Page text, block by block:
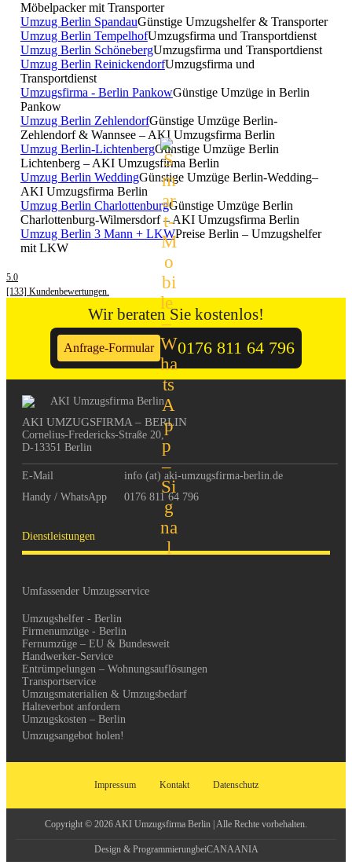
Möbelpacker mit Transporter
Umzug Berlin SpandauGünstige Umzugshelfer & Transporter
Umzug Berlin TempelhofUmzugsfirma und Transportdienst
Umzug Berlin SchönebergUmzugsfirma und Transportdienst
Umzug Berlin ReinickendorfUmzugsfirma und
Transportdienst
Umzugsfirma - Berlin PankowGünstige Umzüge in Berlin
Pankow
Umzug Berlin ZehlendorfGünstige Umzüge Berlin-
Zehlendorf & Wannsee – AKI Umzugsfirma Berlin
Umzug Berlin-LichtenbergGünstige Umzüge Berlin
Lichtenberg – AKI Umzugsfirma Berlin
Umzug Berlin WeddingGünstige Umzüge Berlin-Wedding–
AKI Umzugsfirma Berlin
Umzug Berlin CharlottenburgGünstige Umzüge Berlin
Charlottenburg-Wilmersdorf – AKI Umzugsfirma Berlin
Umzug Berlin 3 Mann + LKWPreise Berlin – Umzugshelfer
mit LKW
5.0
[133] Kundenbewertungen.
Wir beraten Sie kostenlos!
Anfrage-Formular 0176 811 64 796
AKI UMZUGSFIRMA – BERLIN
Cornelius-Fredericks-Straße 20,
D-13351 Berlin
E-Mail
info (at) aki-umzugsfirma-berlin.de
Handy / WhatsApp
0176 811 64 796
Dienstleistungen
Umfassender Umzugsservice
Umzugshelfer - Berlin
Firmenumzüge - Berlin
Fernumzüge – EU & Bundesweit
Handwerker-Service
Entrümpelungen – Wohnungsauflösungen
Transportservice
Umzugsmaterialien & Umzugsbedarf
Halteverbot anfordern
Umzugskosten – Berlin
Umzugsangebot holen!
Impressum Kontakt Datenschutz
Copyright © 2026 AKI Umzugsfirma Berlin | Alle Rechte vorbehalten.
Design & ProgrammierungbeiCANAANIA